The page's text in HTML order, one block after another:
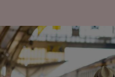
aktiv abfragen.
Informationen auf
Personalisierte
von Werbeleistung und